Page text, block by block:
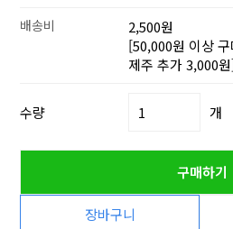
배송비
2,500원
[50,000원 이상
제주 추가 3,000
수량 개
구매하기
장바구니